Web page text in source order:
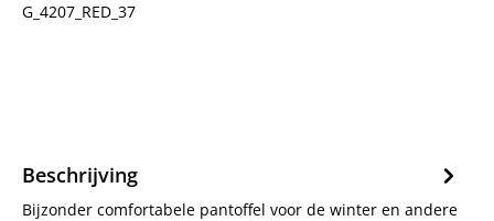
G_4207_RED_37
Beschrijving
Bijzonder comfortabele pantoffel voor de winter en andere